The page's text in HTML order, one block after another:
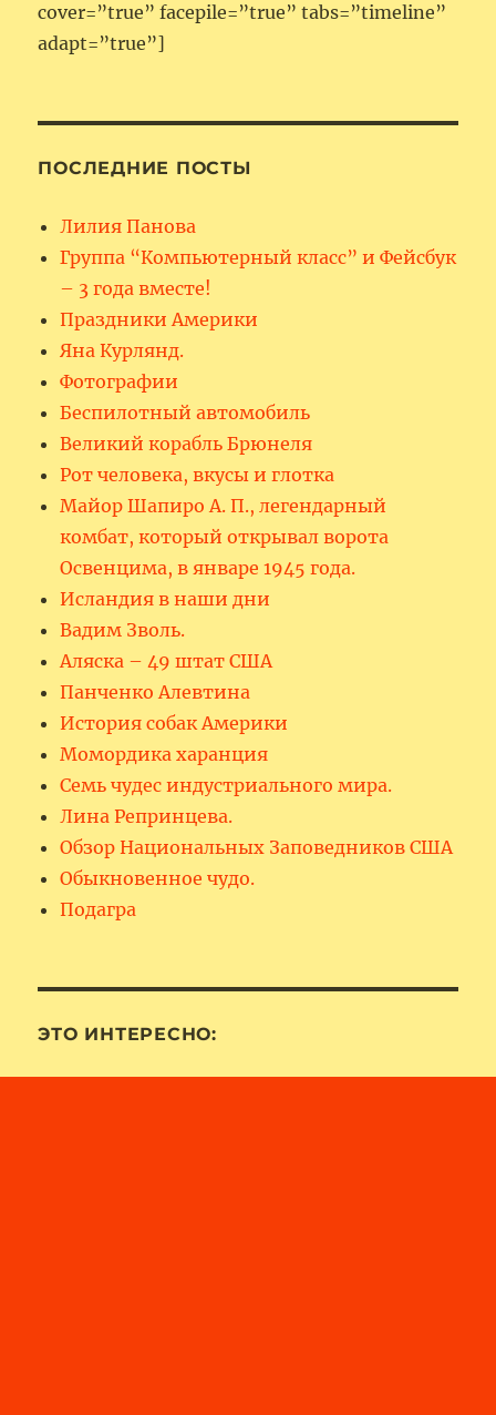
cover=”true” facepile=”true” tabs=”timeline”
adapt=”true”]
ПОСЛЕДНИЕ ПОСТЫ
Лилия Панова
Группа “Компьютерный класс” и Фейсбук
– 3 года вместе!
Праздники Америки
Яна Курлянд.
Фотографии
Беспилотный автомобиль
Великий корабль Брюнеля
Рот человека, вкусы и глотка
Майор Шапиро А. П., легендарный
комбат, который открывал ворота
Освенцима, в январе 1945 года.
Исландия в наши дни
Вадим Зволь.
Аляска – 49 штат США
Панченко Алевтина
История собак Америки
Момордика харанция
Семь чудес индустриального мира.
Лина Репринцева.
Обзор Национальных Заповедников США
Обыкновенное чудо.
Подагра
ЭТО ИНТЕРЕСНО: